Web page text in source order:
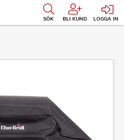
SÖK BLI KUND LOGGA IN